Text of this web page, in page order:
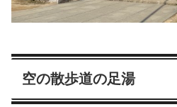
空の散歩道の足湯